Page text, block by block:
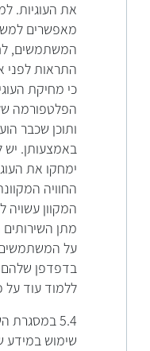
את העוגיות.
מאפשרים
המשתמשים,
התראות לפני
כי מחיקת
הפלטפורמה
ותוכן שכבר
באמצעותן.
ימחקו את
החוויה
המקוון
מתן
על המשתמשים
בדפדפן
ללמוד עוד על
5.4
שימוש במידע